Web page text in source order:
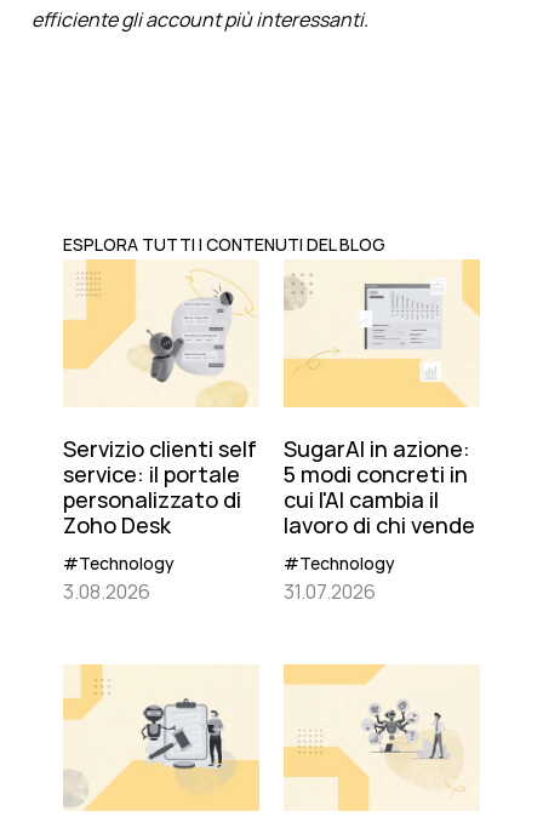
efficiente gli account più interessanti.
ESPLORA TUTTI I CONTENUTI DEL BLOG
Servizio clienti self
service: il portale
personalizzato di
Zoho Desk
#Technology
3.08.2026
SugarAI in azione:
5 modi concreti in
cui l'AI cambia il
lavoro di chi vende
#Technology
31.07.2026